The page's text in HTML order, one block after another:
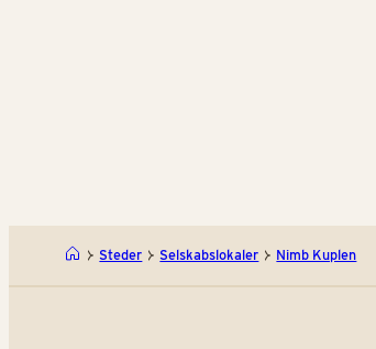
Steder Selskabslokaler Nimb Kuplen